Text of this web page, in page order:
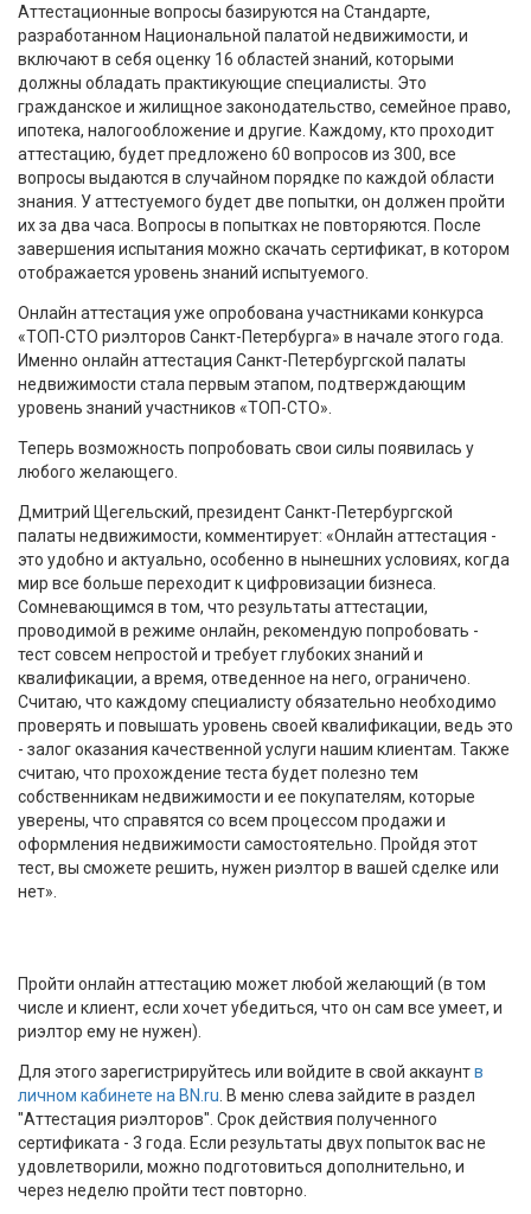
Аттестационные вопросы базируются на Стандарте,
разработанном Национальной палатой недвижимости, и
включают в себя оценку 16 областей знаний, которыми
должны обладать практикующие специалисты. Это
гражданское и жилищное законодательство, семейное право,
ипотека, налогообложение и другие. Каждому, кто проходит
аттестацию, будет предложено 60 вопросов из 300, все
вопросы выдаются в случайном порядке по каждой области
знания. У аттестуемого будет две попытки, он должен пройти
их за два часа. Вопросы в попытках не повторяются. После
завершения испытания можно скачать сертификат, в котором
отображается уровень знаний испытуемого.
Онлайн аттестация уже опробована участниками конкурса
«ТОП-СТО риэлторов Санкт-Петербурга» в начале этого года.
Именно онлайн аттестация Санкт-Петербургской палаты
недвижимости стала первым этапом, подтверждающим
уровень знаний участников «ТОП-СТО».
Теперь возможность попробовать свои силы появилась у
любого желающего.
Дмитрий Щегельский, президент Санкт-Петербургской
палаты недвижимости, комментирует: «Онлайн аттестация -
это удобно и актуально, особенно в нынешних условиях, когда
мир все больше переходит к цифровизации бизнеса.
Сомневающимся в том, что результаты аттестации,
проводимой в режиме онлайн, рекомендую попробовать -
тест совсем непростой и требует глубоких знаний и
квалификации, а время, отведенное на него, ограничено.
Считаю, что каждому специалисту обязательно необходимо
проверять и повышать уровень своей квалификации, ведь это
- залог оказания качественной услуги нашим клиентам. Также
считаю, что прохождение теста будет полезно тем
собственникам недвижимости и ее покупателям, которые
уверены, что справятся со всем процессом продажи и
оформления недвижимости самостоятельно. Пройдя этот
тест, вы сможете решить, нужен риэлтор в вашей сделке или
нет».
Пройти онлайн аттестацию может любой желающий (в том
числе и клиент, если хочет убедиться, что он сам все умеет, и
риэлтор ему не нужен).
Для этого зарегистрируйтесь или войдите в свой аккаунтв
личном кабинете на BN.ru . В меню слева зайдите в раздел
"Аттестация риэлторов". Срок действия полученного
сертификата - 3 года. Если результаты двух попыток вас не
удовлетворили, можно подготовиться дополнительно, и
через неделю пройти тест повторно.